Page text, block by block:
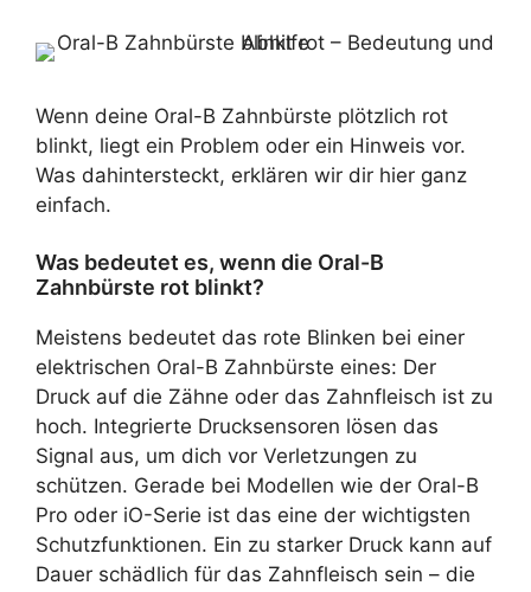
Wenn deine Oral-B Zahnbürste plötzlich rot
blinkt, liegt ein Problem oder ein Hinweis vor.
Was dahintersteckt, erklären wir dir hier ganz
einfach.
Was bedeutet es, wenn die Oral-B
Zahnbürste rot blinkt?
Meistens bedeutet das rote Blinken bei einer
elektrischen Oral-B Zahnbürste eines: Der
Druck auf die Zähne oder das Zahnfleisch ist zu
hoch. Integrierte Drucksensoren lösen das
Signal aus, um dich vor Verletzungen zu
schützen. Gerade bei Modellen wie der Oral-B
Pro oder iO-Serie ist das eine der wichtigsten
Schutzfunktionen. Ein zu starker Druck kann auf
Dauer schädlich für das Zahnfleisch sein – die